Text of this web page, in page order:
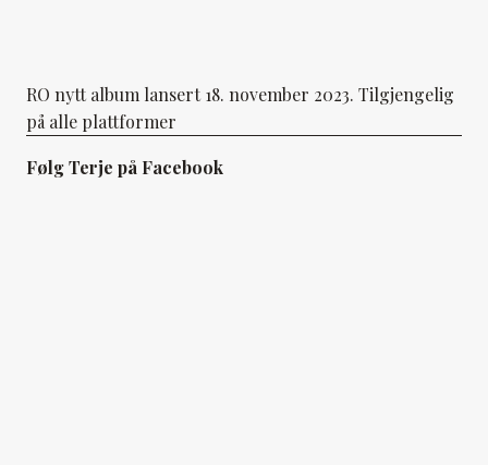
RO nytt album lansert 18. november 2023. Tilgjengelig
på alle plattformer
Følg Terje på Facebook